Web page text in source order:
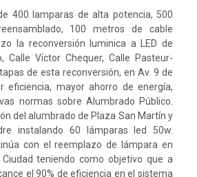
400 lamparas de alta potencia, 500
100 metros de cable
la reconversión luminica a LED de
Calle Víctor Chequer, Calle Pasteur-
de esta reconversión, en Av. 9 de
eficiencia, mayor ahorro de energía,
normas sobre Alumbrado Público.
del alumbrado de Plaza San Martín y
instalando 60 lámparas led 50w.
con el reemplazo de lámpara en
teniendo como objetivo que a
el 90% de eficiencia en el sistema